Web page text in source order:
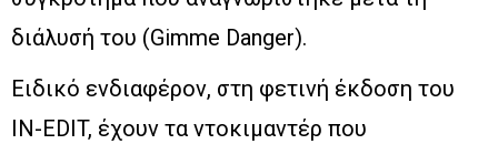
διάλυσή του (Gimme Danger).
Ειδικό ενδιαφέρον, στη φετινή έκδοση του
IN-EDIT, έχουν τα ντοκιμαντέρ που